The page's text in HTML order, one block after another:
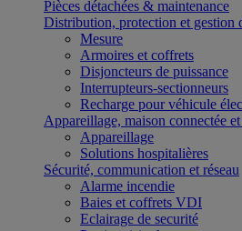
Pièces détachées & maintenance
Distribution, protection et gestion
Mesure
Armoires et coffrets
Disjoncteurs de puissance
Interrupteurs-sectionneurs
Recharge pour véhicule
Appareillage, maison connectée
Appareillage
Solutions hospitalières
Sécurité, communication et réseau
Alarme incendie
Baies et coffrets VDI
Eclairage de securité